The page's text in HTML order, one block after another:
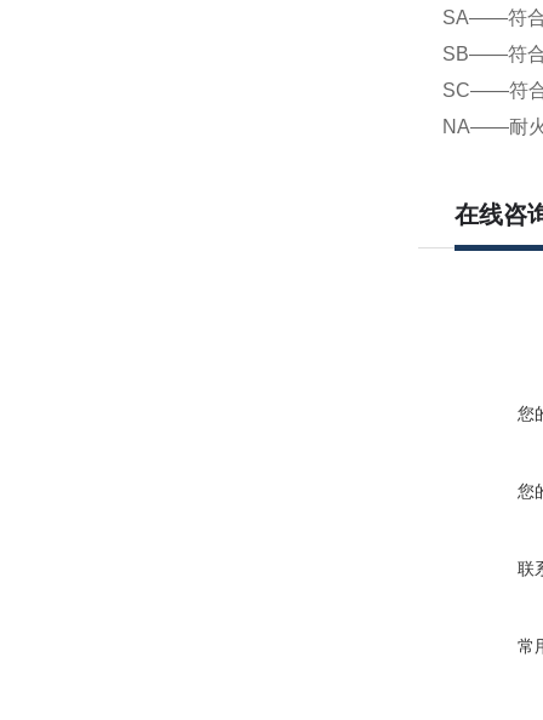
SA——符
SB——符
SC——符
NA——耐
在线咨
您
您
联
常